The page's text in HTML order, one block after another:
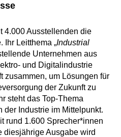
4.000 Ausstellenden die
Ihr Leitthema „Industrial
Unternehmen aus
und Digitalindustrie
zusammen, um Lösungen für
der Zukunft zu
steht das Top-Thema
der Industrie im Mittelpunkt.
rund 1.600 Sprecher*innen
diesjährige Ausgabe wird